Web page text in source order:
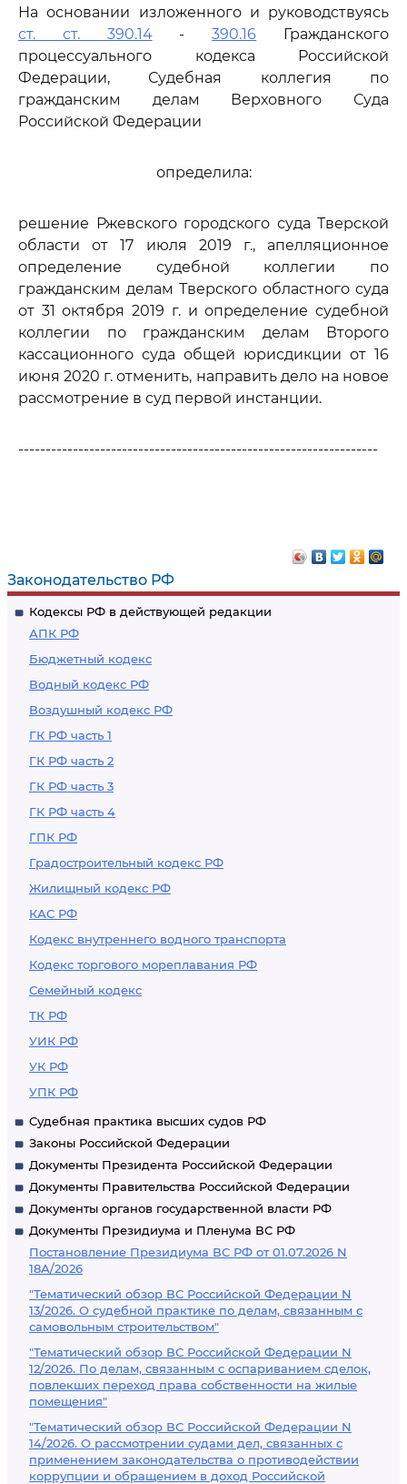
Законодательство РФ
Кодексы РФ в действующей редакции
АПК РФ
Бюджетный кодекс
Водный кодекс РФ
Воздушный кодекс РФ
ГК РФ часть 1
ГК РФ часть 2
ГК РФ часть 3
ГК РФ часть 4
ГПК РФ
Градостроительный кодекс РФ
Жилищный кодекс РФ
КАС РФ
Кодекс внутреннего водного транспорта
Кодекс торгового мореплавания РФ
Семейный кодекс
ТК РФ
УИК РФ
УК РФ
УПК РФ
Судебная практика высших судов РФ
Законы Российской Федерации
Документы Президента Российской Федерации
Документы Правительства Российской Федерации
Документы органов государственной власти РФ
Документы Президиума и Пленума ВС РФ
Постановление Президиума ВС РФ от 01.07.2026 N
18А/2026
"Тематический обзор ВС Российской Федерации N
13/2026. О судебной практике по делам, связанным с
самовольным строительством"
"Тематический обзор ВС Российской Федерации N
12/2026. По делам, связанным с оспариванием сделок,
повлекших переход права собственности на жилые
помещения"
"Тематический обзор ВС Российской Федерации N
14/2026. О рассмотрении судами дел, связанных с
применением законодательства о противодействии
коррупции и обращением в доход Российской
На основании изложенного и руководствуясь
ст. ст. 390.14-390.16 Гражданского
процессуального кодекса Российской
Федерации, Судебная коллегия по
гражданским делам Верховного Суда
Российской Федерации
определила:
решение Ржевского городского суда Тверской
области от 17 июля 2019 г., апелляционное
определение судебной коллегии по
гражданским делам Тверского областного суда
от 31 октября 2019 г. и определение судебной
коллегии по гражданским делам Второго
кассационного суда общей юрисдикции от 16
июня 2020 г. отменить, направить дело на новое
рассмотрение в суд первой инстанции.
------------------------------------------------------------------